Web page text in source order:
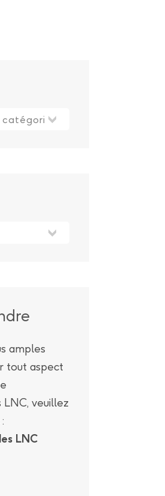
modification de la licence
amples
tout aspect
LNC, veuillez
LNC